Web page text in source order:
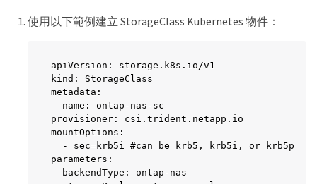
使用以下範例建立 StorageClass Kubernetes 物件：
apiVersion: storage.k8s.io/v1
kind: StorageClass
metadata:
  name: ontap-nas-sc
provisioner: csi.trident.netapp.io
mountOptions:
  - sec=krb5i #can be krb5, krb5i, or krb5p
parameters:
  backendType: ontap-nas